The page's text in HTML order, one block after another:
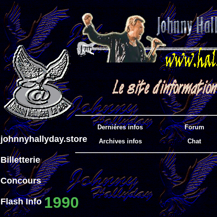
Derniéres infos
Forum
Archives infos
Chat
johnnyhallyday.store
Billetterie
Concours
Flash Info 1990